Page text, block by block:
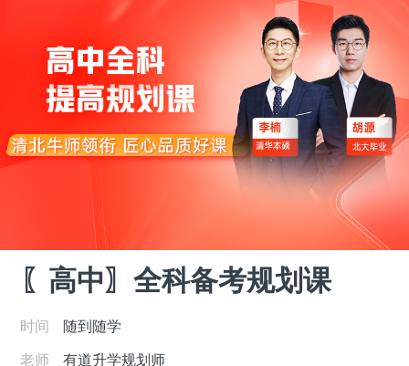
〖高中〗全科备考规划课
时间
随到随学
老师
有道升学规划师